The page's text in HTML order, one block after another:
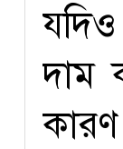
দাম